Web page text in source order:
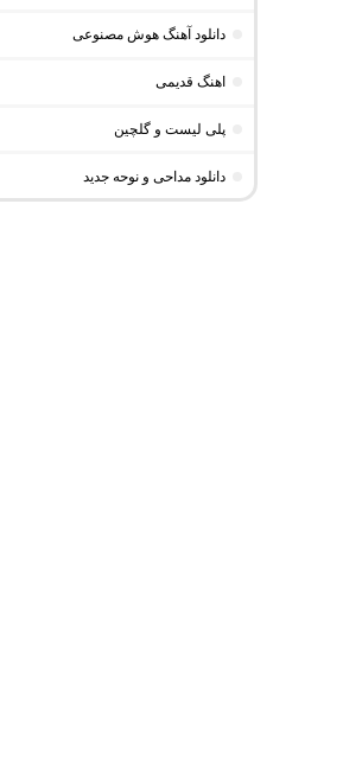
دانلود آهنگ هوش مصنوعی
اهنگ قدیمی
پلی لیست و گلچین
دانلود مداحی و نوحه جدید